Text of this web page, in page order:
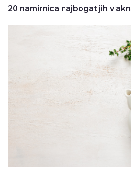
20 namirnica najbogatijih